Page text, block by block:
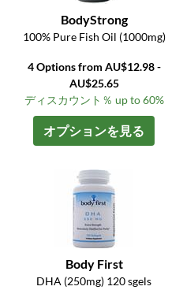
BodyStrong
100% Pure Fish Oil (1000mg)
4 Options from AU$12.98 -
AU$25.65
ディスカウント％ up to 60%
オプションを見る
Body First
DHA (250mg) 120 sgels